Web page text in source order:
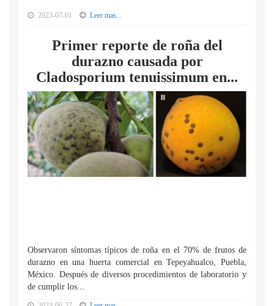
2023-07-01 Leer mas...
Primer reporte de roña del
durazno causada por
Cladosporium tenuissimum en...
Observaron síntomas típicos de roña en el 70% de frutos de
durazno en una huerta comercial en Tepeyahualco, Puebla,
México. Después de diversos procedimientos de laboratorio y
de cumplir los...